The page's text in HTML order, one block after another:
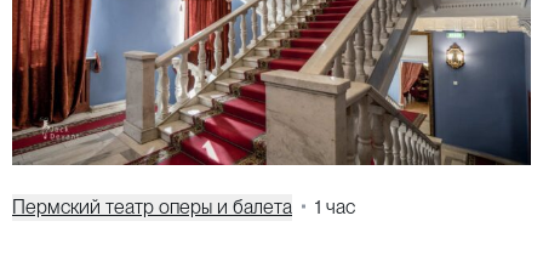
Пермский театр оперы и балета 1 час